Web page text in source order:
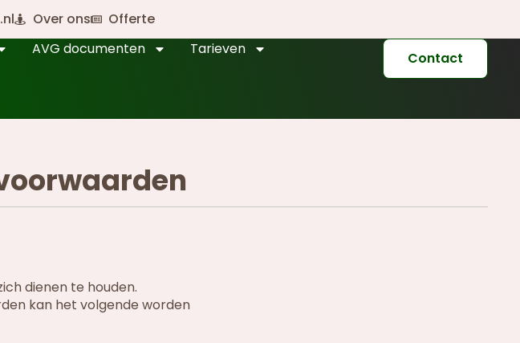
Over ons
Offerte
AVG documenten Tarieven
Contact
dienen te houden.
kan het volgende worden